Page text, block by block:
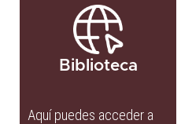
Biblioteca
Aquí puedes acceder a